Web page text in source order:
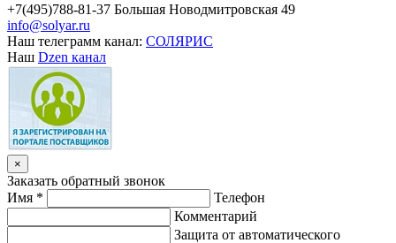
+7(495)788-81-37 Большая Новодмитровская 49
info@solyar.ru
Наш телеграмм канал: СОЛЯРИС
Наш Dzen канал
×
Заказать обратный звонок
Имя *
Телефон
Комментарий
Защита от автоматического